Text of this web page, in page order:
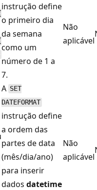
instrução define
o primeiro dia
da semana
como um
número de 1 a
7.
Não
aplicável
A SET
DATEFORMAT
instrução define
a ordem das
partes de data
(mês/dia/ano)
para inserir
dados datetime
Não
aplicável